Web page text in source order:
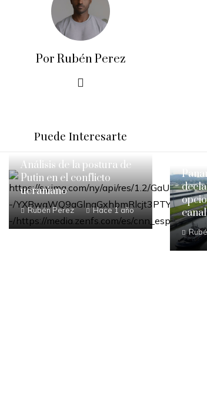
Por Rubén Perez
Puede Interesarte
Análisis de la postura de
Putin en el conflicto
ucraniano
Rubén Perez Hace 1 año
canal